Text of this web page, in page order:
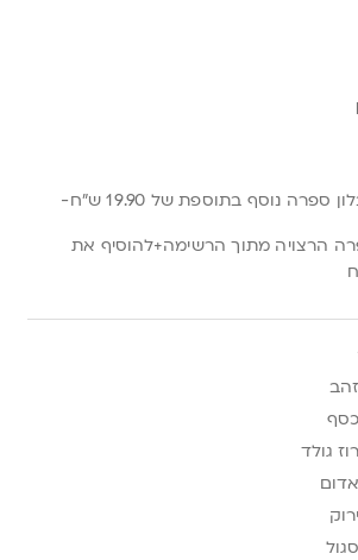
נוסף בתוספת של 19.90 ש”ח-
הרצויה מתוך הרשימה+להוסיף את